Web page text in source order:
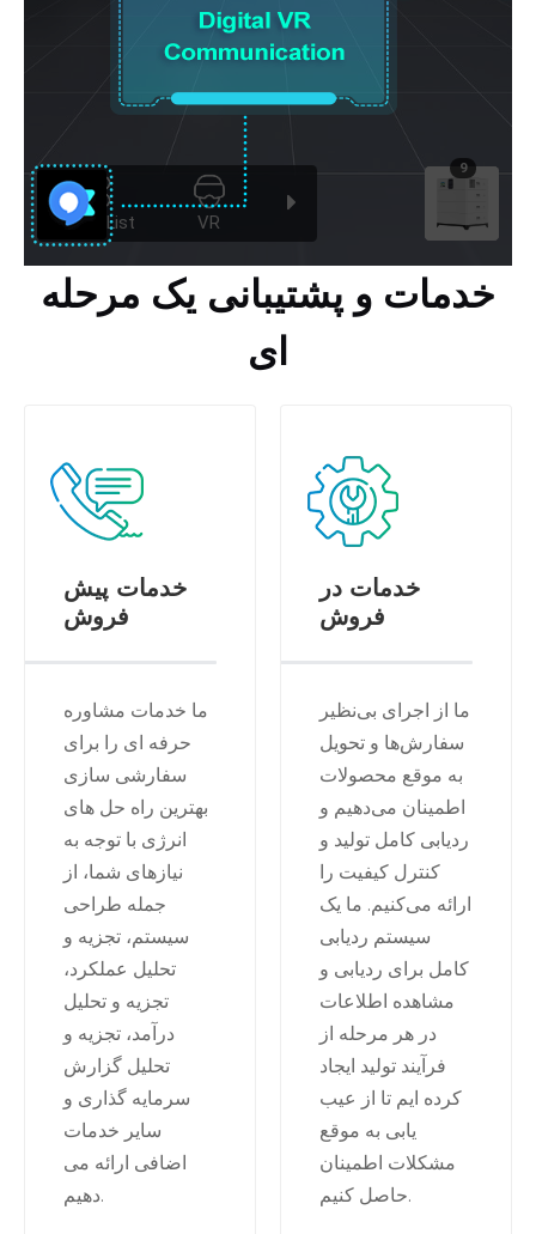
خدمات و پشتیبانی یک مرحله
ای
خدمات پیش
فروش
ما خدمات مشاوره
حرفه ای را برای
سفارشی سازی
بهترین راه حل های
انرژی با توجه به
نیازهای شما، از
جمله طراحی
سیستم، تجزیه و
تحلیل عملکرد،
تجزیه و تحلیل
درآمد، تجزیه و
تحلیل گزارش
سرمایه گذاری و
سایر خدمات
اضافی ارائه می
دهیم.
خدمات در
فروش
ما از اجرای بی‌نظیر
سفارش‌ها و تحویل
به موقع محصولات
اطمینان می‌دهیم و
ردیابی کامل تولید و
کنترل کیفیت را
ارائه می‌کنیم. ما یک
سیستم ردیابی
کامل برای ردیابی و
مشاهده اطلاعات
در هر مرحله از
فرآیند تولید ایجاد
کرده ایم تا از عیب
یابی به موقع
مشکلات اطمینان
حاصل کنیم.